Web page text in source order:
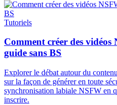
Tutoriels
Comment créer des
guide sans BS
Explorer le débat autour du
sur la façon de générer en toute
synchronisation labiale NSFW en
inscrire.